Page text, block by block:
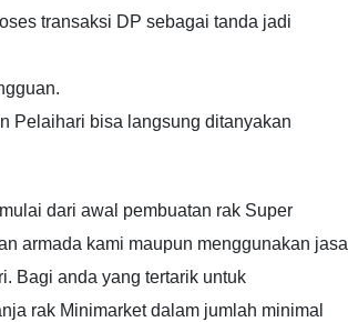
transaksi DP sebagai tanda jadi
Pelaihari bisa langsung ditanyakan
dari awal pembuatan rak Super
armada kami maupun menggunakan jasa
Bagi anda yang tertarik untuk
rak Minimarket dalam jumlah minimal